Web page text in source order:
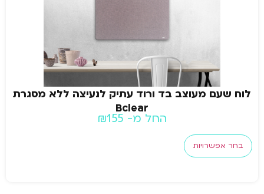
לוח שעם מעוצב בד ורוד עתיק לנעיצה ללא מסגרת
Bclear
החל מ- ₪155
בחר אפשרויות